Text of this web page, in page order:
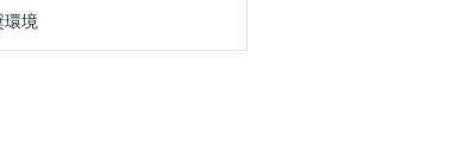
環境